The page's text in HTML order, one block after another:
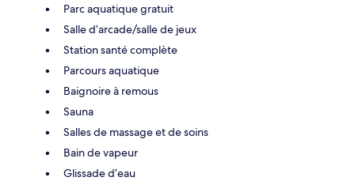
Parc aquatique gratuit
Salle d’arcade/salle de jeux
Station santé complète
Parcours aquatique
Baignoire à remous
Sauna
Salles de massage et de soins
Bain de vapeur
Glissade d’eau